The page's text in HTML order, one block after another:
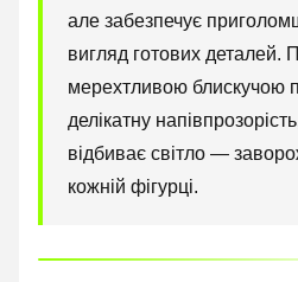
але забезпечує
вигляд готових деталей.
мерехтливою блискучою
делікатну
відбиває світло —
кожній фігурці.